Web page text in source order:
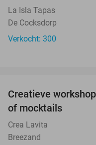
La Isla Tapas
De Cocksdorp
Verkocht: 300
Creatieve
of mocktails
Crea Lavita
Breezand